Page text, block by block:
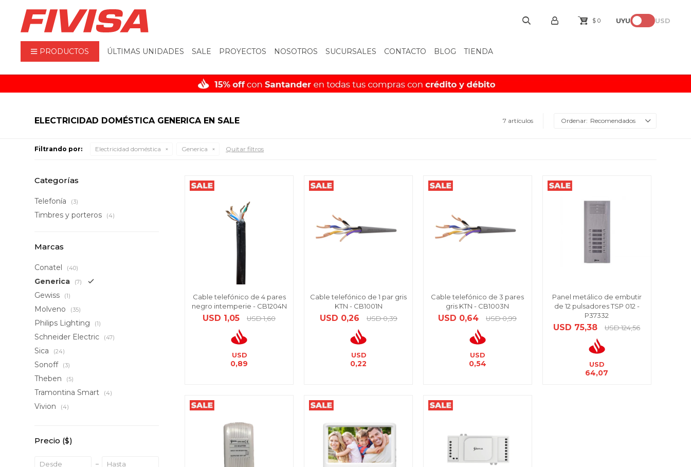
PRODUCTOS ÚLTIMAS UNIDADES SALE PROYECTOS NOSOTROS SUCURSALES CONTACTO BLOG TIENDA
$ 0 UYU USD
ELECTRICIDAD DOMÉSTICA GENERICA EN SALE 7 artículos Recomendados
Filtrando por: Electricidad doméstica Generica Quitar filtros
Cable telefónico de 4 pares
negro intemperie - CB1204N
USD 1,05 USD 1,60
USD
0,89
Cable telefónico de 1 par gris
KTN - CB1001N
USD 0,26 USD 0,39
USD
0,22
Cable telefónico de 3 pares
gris KTN - CB1003N
USD 0,64 USD 0,99
USD
0,54
Panel metálico de embutir
de 12 pulsadores TSP 012 -
P37332
USD 75,38 USD 124,56
USD
64,07
Categorías
Telefonía (3)
Timbres y porteros (4)
Marcas
Conatel (40)
Generica (7)
Gewiss (1)
Molveno (35)
Philips Lighting (1)
Schneider Electric (47)
Sica (24)
Sonoff (3)
Theben (5)
Tramontina Smart (4)
Vivion (4)
Precio ($)